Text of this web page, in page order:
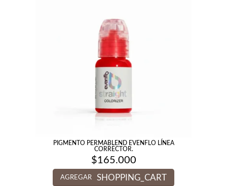
PIGMENTO PERMABLEND EVENFLO LÍNEA
CORRECTOR.
$165.000
AGREGAR SHOPPING_CART